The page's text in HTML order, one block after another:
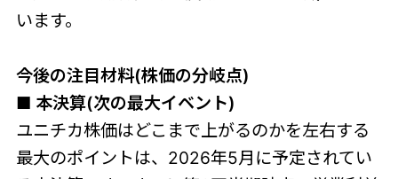
います。
今後の注目材料(株価の分岐点)
■ 本決算(次の最大イベント)
ユニチカ株価はどこまで上がるのかを左右する
最大のポイントは、2026年5月に予定されてい